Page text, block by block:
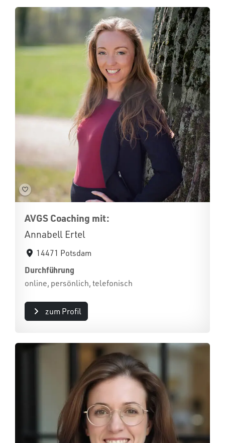
AVGS Coaching mit:
Annabell Ertel
14471 Potsdam
Durchführung
online, persönlich, telefonisch
zum Profil